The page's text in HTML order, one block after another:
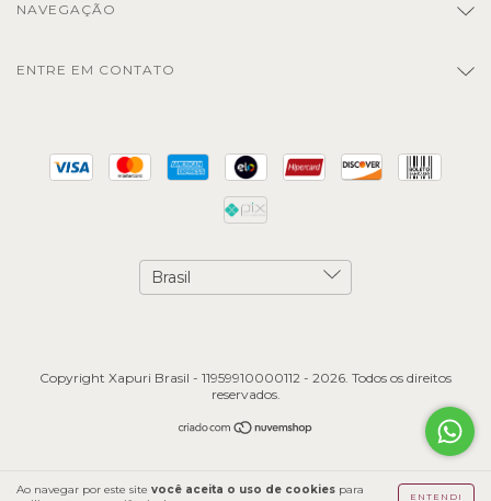
Ao navegar por este site você aceita o uso de cookies para
ENTENDI
NAVEGAÇÃO
ENTRE EM CONTATO
Copyright Xapuri Brasil - 11959910000112 - 2026. Todos os direitos
reservados.